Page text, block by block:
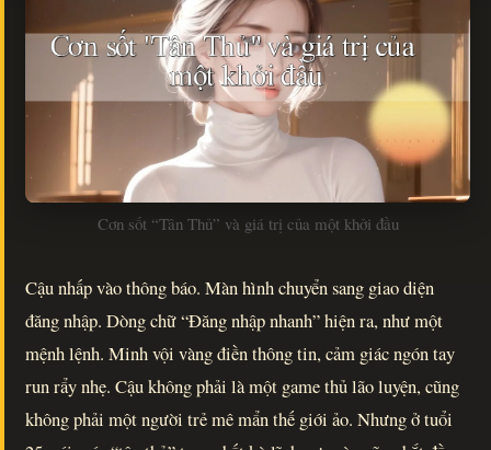
Cơn sốt “Tân Thủ” và giá trị của một khởi đầu
Cậu nhấp vào thông báo. Màn hình chuyển sang giao diện
đăng nhập. Dòng chữ “Đăng nhập nhanh” hiện ra, như một
mệnh lệnh. Minh vội vàng điền thông tin, cảm giác ngón tay
run rẩy nhẹ. Cậu không phải là một game thủ lão luyện, cũng
không phải một người trẻ mê mẩn thế giới ảo. Nhưng ở tuổi